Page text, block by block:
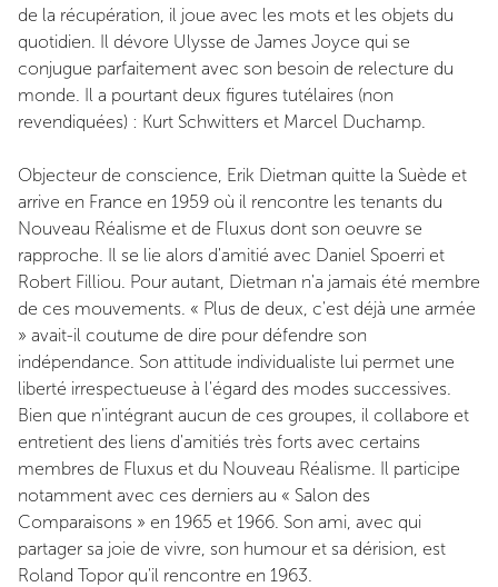
de la récupération, il joue avec les mots et les objets du
quotidien. Il dévore Ulysse de James Joyce qui se
conjugue parfaitement avec son besoin de relecture du
monde. Il a pourtant deux figures tutélaires (non
revendiquées) : Kurt Schwitters et Marcel Duchamp.
Objecteur de conscience, Erik Dietman quitte la Suède et
arrive en France en 1959 où il rencontre les tenants du
Nouveau Réalisme et de Fluxus dont son oeuvre se
rapproche. Il se lie alors d'amitié avec Daniel Spoerri et
Robert Filliou. Pour autant, Dietman n'a jamais été membre
de ces mouvements. « Plus de deux, c'est déjà une armée
» avait-il coutume de dire pour défendre son
indépendance. Son attitude individualiste lui permet une
liberté irrespectueuse à l'égard des modes successives.
Bien que n'intégrant aucun de ces groupes, il collabore et
entretient des liens d'amitiés très forts avec certains
membres de Fluxus et du Nouveau Réalisme. Il participe
notamment avec ces derniers au « Salon des
Comparaisons » en 1965 et 1966. Son ami, avec qui
partager sa joie de vivre, son humour et sa dérision, est
Roland Topor qu'il rencontre en 1963.